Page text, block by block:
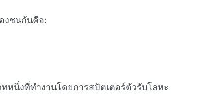
งชนกันคือ:
หนึ่งที่ทํางานโดยการสปัตเตอร์ตัวรับโลหะ